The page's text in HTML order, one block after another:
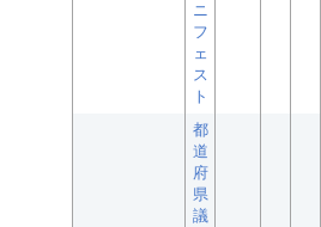
ニ
フ
ェ
ス
ト
都
道
府
県
議